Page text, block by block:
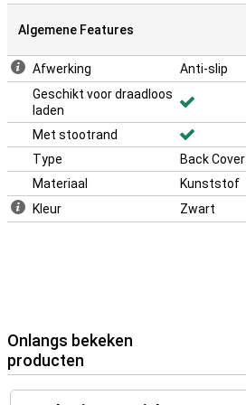
Algemene Features
Afwerking
Anti-slip
Geschikt voor draadloos
laden
Met stootrand
Type
Back Cover
Materiaal
Kunststof
Kleur
Zwart
Onlangs bekeken
producten